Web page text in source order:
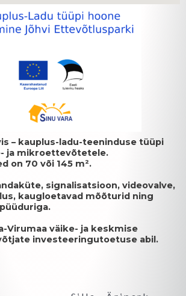
– kauplus-ladu-teeninduse tüüpi
ja mikroettevõtetele.
on 70 või 145 m².
signalisatsioon, videovalve,
kaugloetavad mõõturid ning
Virumaa väike- ja keskmise
investeeringutoetuse abil.